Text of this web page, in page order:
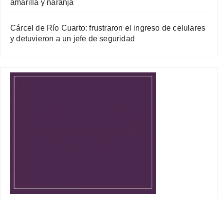
amarilla y naranja
Cárcel de Río Cuarto: frustraron el ingreso de celulares
y detuvieron a un jefe de seguridad